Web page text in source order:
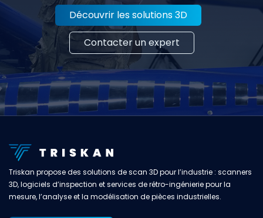
Découvrir les solutions 3D
Contacter un expert
Triskan propose des solutions de scan 3D pour l’industrie : scanners
3D, logiciels d’inspection et services de rétro-ingénierie pour la
mesure, l’analyse et la modélisation de pièces industrielles.